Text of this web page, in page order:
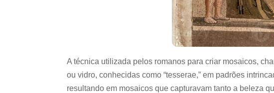
A técnica utilizada pelos romanos para criar mosaicos,
ou vidro, conhecidas como “tesserae,” em padrões
resultando em mosaicos que capturavam tanto a beleza